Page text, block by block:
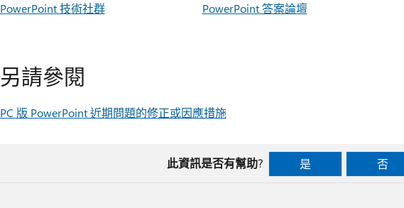
PowerPoint 技術社群
PowerPoint 答案論壇
另請參閱
PC 版 PowerPoint 近期問題的修正或因應措施
此資訊是否有幫助? 是 否